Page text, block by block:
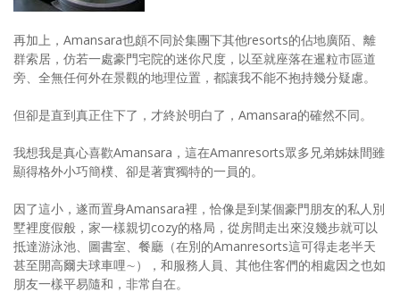
再加上，Amansara也頗不同於集團下其他resorts的佔地廣陌、離
群索居，仿若一處豪門宅院的迷你尺度，以至就座落在暹粒市區道
旁、全無任何外在景觀的地理位置，都讓我不能不抱持幾分疑慮。
但卻是直到真正住下了，才終於明白了，Amansara的確然不同。
我想我是真心喜歡Amansara，這在Amanresorts眾多兄弟姊妹間雖
顯得格外小巧簡樸、卻是著實獨特的一員的。
因了這小，遂而置身Amansara裡，恰像是到某個豪門朋友的私人別
墅裡度假般，家一樣親切cozy的格局，從房間走出來沒幾步就可以
抵達游泳池、圖書室、餐廳（在別的Amanresorts這可得走老半天
甚至開高爾夫球車哩∼），和服務人員、其他住客們的相處因之也如
朋友一樣平易隨和，非常自在。